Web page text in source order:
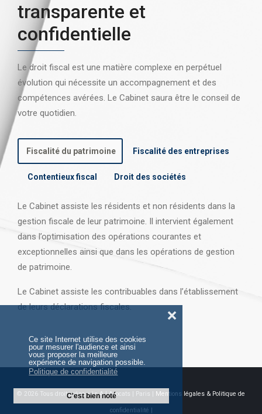
Ce site Internet utilise des cookies
pour mesurer l'audience et ainsi
vous proposer la meilleure
expérience de navigation possible.
Politique de confidentialité
C'est bien noté
❌
transparente et
confidentielle
Le droit fiscal est une matière complexe en perpétuel
évolution qui nécessite un accompagnement et des
compétences avérées. Le Cabinet saura être le conseil de
votre quotidien.
Fiscalité du patrimoine Fiscalité des entreprises
Contentieux fiscal Droit des sociétés
Le Cabinet assiste les résidents et non résidents dans la
gestion fiscale de leur patrimoine. Il intervient également
dans l’optimisation des opérations courantes et
exceptionnelles ainsi que dans les opérations de gestion
de patrimoine.
Le Cabinet assiste les contribuables dans l’établissement
de leurs déclarations fiscales.
© 2026 Tous droits réservés AJ Avocats | Paris | Mentions légales & Politique de
confidentialité |